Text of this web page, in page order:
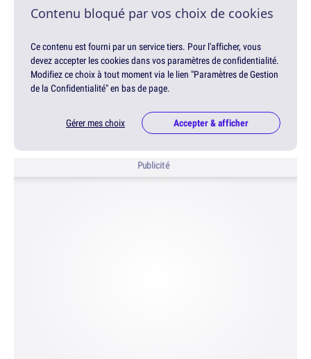
Contenu bloqué par vos choix de cookies
Ce contenu est fourni par un service tiers. Pour l'afficher, vous
devez accepter les cookies dans vos paramètres de confidentialité.
Modifiez ce choix à tout moment via le lien "Paramètres de Gestion
de la Confidentialité" en bas de page.
Gérer mes choix Accepter & afficher
Publicité